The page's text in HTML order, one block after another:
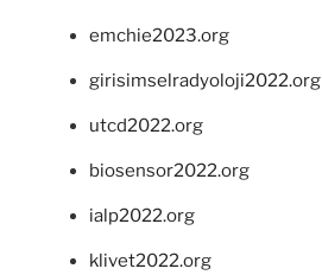
emchie2023.org
girisimselradyoloji2022.org
utcd2022.org
biosensor2022.org
ialp2022.org
klivet2022.org